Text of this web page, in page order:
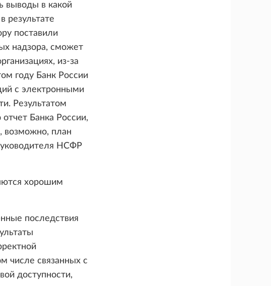
выводы в какой
результате
поставили
надзора, сможет
из-за
году Банк России
с электронными
Результатом
Банка России,
возможно, план
НСФР
хорошим
последствия
числе связанных с
доступности,